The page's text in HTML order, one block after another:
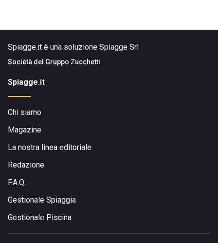
Spiagge.it è una soluzione Spiagge Srl
Società del Gruppo Zucchetti
Spiagge.it
Chi siamo
Magazine
La nostra linea editoriale
Redazione
F.A.Q.
Gestionale Spiaggia
Gestionale Piscina